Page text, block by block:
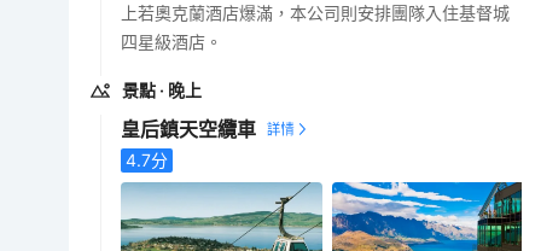
上若奧克蘭酒店爆滿，本公司則安排團隊入住基督城
四星級酒店。
景點 · 晚上
皇后鎮天空纜車
4.7分